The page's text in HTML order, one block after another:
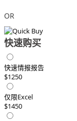
OR
快速购买
快速情报报告
$1250
仅限Excel
$1450